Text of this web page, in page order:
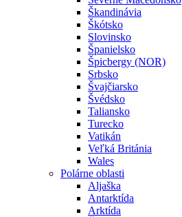
Škandinávia
Škótsko
Slovinsko
Španielsko
Špicbergy (NOR)
Srbsko
Švajčiarsko
Švédsko
Taliansko
Turecko
Vatikán
Veľká Británia
Wales
Polárne oblasti
Aljaška
Antarktída
Arktída